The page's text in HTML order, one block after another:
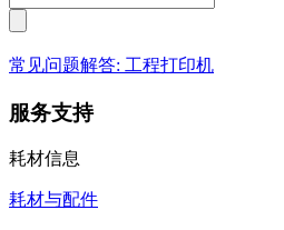
常见问题解答: 工程打印机
服务支持
耗材信息
耗材与配件